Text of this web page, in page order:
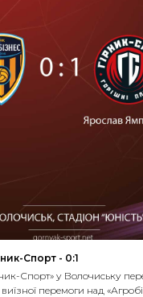
Спорт - 0:1
Спорт» у Волочиську
перемоги над